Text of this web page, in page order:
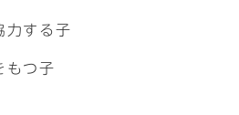
力する子
もつ子